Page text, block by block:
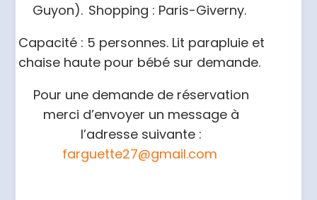
Guyon). Shopping : Paris-Giverny.
Capacité : 5 personnes. Lit parapluie et
chaise haute pour bébé sur demande.
Pour une demande de réservation
merci d’envoyer un message à
l’adresse suivante :
farguette27@gmail.com